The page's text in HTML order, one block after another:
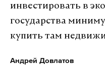
инвестировать в
государства
купить там
Андрей Довлатов